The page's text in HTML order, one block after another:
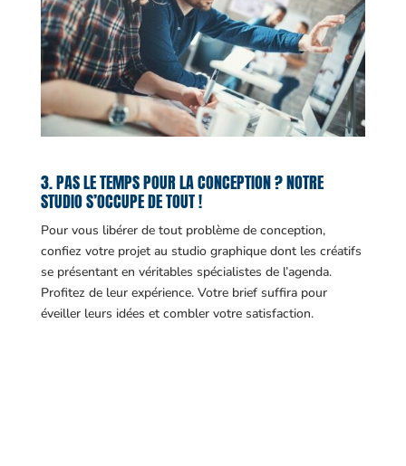
3. PAS LE TEMPS POUR LA CONCEPTION ? NOTRE
STUDIO S’OCCUPE DE TOUT !
Pour vous libérer de tout problème de conception,
confiez votre projet au studio graphique dont les créatifs
se présentant en véritables spécialistes de l’agenda.
Profitez de leur expérience. Votre brief suffira pour
éveiller leurs idées et combler votre satisfaction.